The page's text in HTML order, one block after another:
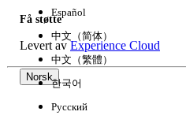
Få støtte
Levert avExperience Cloud
Norsk
Español
中文（简体）
中文（繁體）
한국어
Русский